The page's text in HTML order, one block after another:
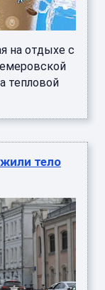
на отдыхе с
тепловой
тело